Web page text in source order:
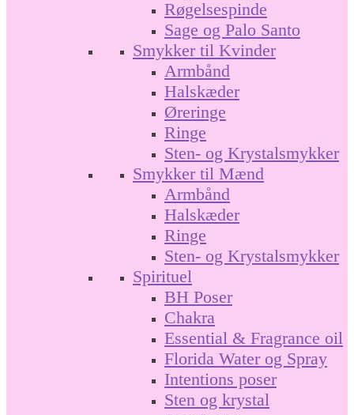
Røgelsespinde
Sage og Palo Santo
Smykker til Kvinder
Armbånd
Halskæder
Øreringe
Ringe
Sten- og Krystalsmykker
Smykker til Mænd
Armbånd
Halskæder
Ringe
Sten- og Krystalsmykker
Spirituel
BH Poser
Chakra
Essential & Fragrance oil
Florida Water og Spray
Intentions poser
Sten og krystal